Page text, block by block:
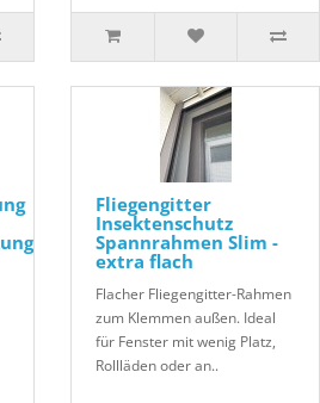
Fliegengitter
Insektenschutz
Spannrahmen Slim -
extra flach
Flacher Fliegengitter-Rahmen
zum Klemmen außen. Ideal
für Fenster mit wenig Platz,
Rollläden oder an..